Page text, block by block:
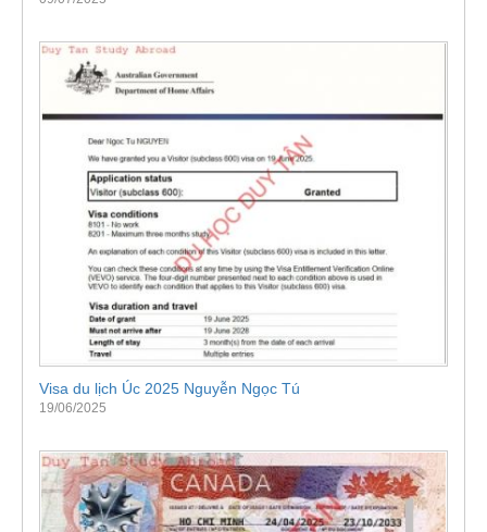
Visa du lịch Úc 2025 Nguyễn Ngọc Tú
19/06/2025